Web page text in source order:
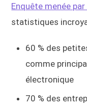
Enquête menée
statistiques
60 % des
comme
électronique
70 % des